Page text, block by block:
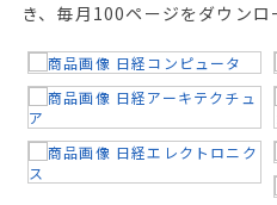
き、毎月100ページをダウンロ